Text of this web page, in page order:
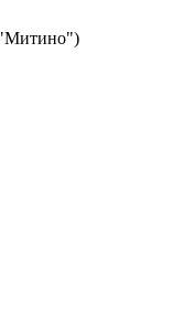
"Митино")